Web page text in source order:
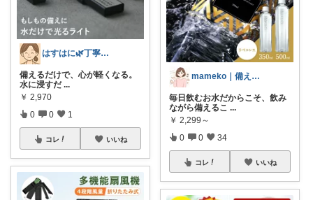
はすはに🌿丁寧な暮らし
備えるだけで、心が軽くなる。
水に浸すだ ...
￥ 2,970
0 0 1
コレ いいね
mameko｜備える暮らし
毎日飲むお水だからこそ、飲み
ながら備えるこ ...
￥ 2,299～
0 0 34
コレ いいね